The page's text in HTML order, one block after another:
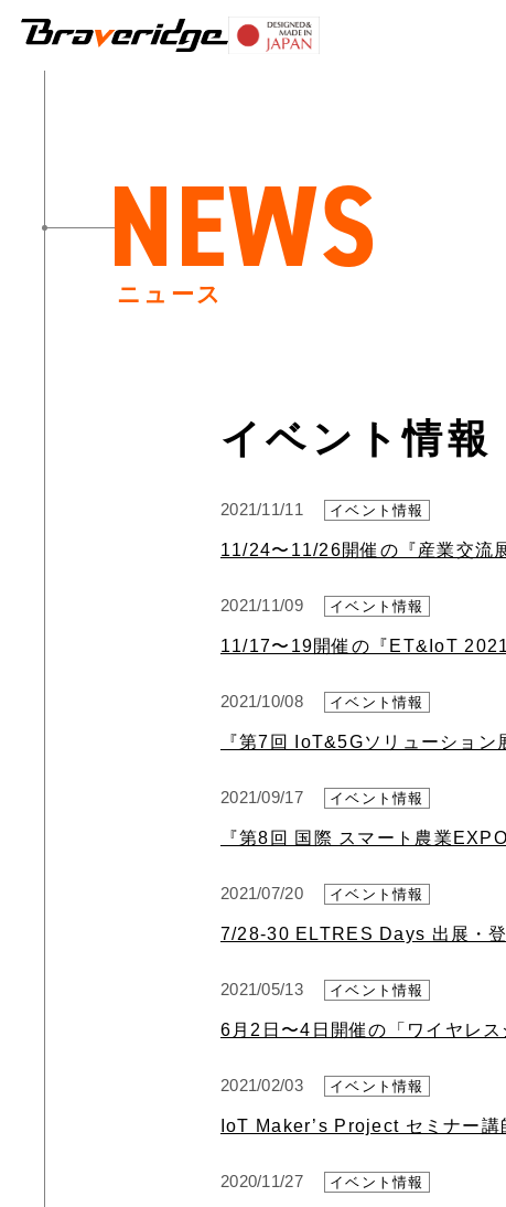
Braveridge
NEWS
ニュース
イベント情報
2021/11/11 イベント情報
11/24〜11/26開催の『産業交流
2021/11/09 イベント情報
11/17〜19開催の『ET&IoT
2021/10/08 イベント情報
『第7回 IoT&5Gソリューション
2021/09/17 イベント情報
『第8回 国際 スマート農業
2021/07/20 イベント情報
7/28-30 ELTRES Days 出展・
2021/05/13 イベント情報
6月2日〜4日開催の「ワイヤレ
2021/02/03 イベント情報
IoT Maker’s Project セミナー
2020/11/27 イベント情報